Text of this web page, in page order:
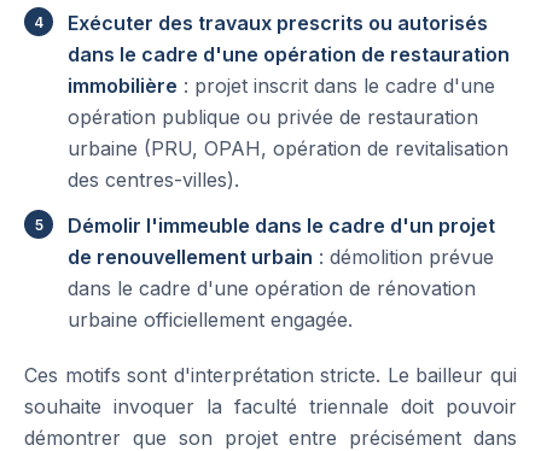
Exécuter des travaux prescrits ou autorisés
dans le cadre d'une opération de restauration
immobilière : projet inscrit dans le cadre d'une
opération publique ou privée de restauration
urbaine (PRU, OPAH, opération de revitalisation
des centres-villes).
Démolir l'immeuble dans le cadre d'un projet
de renouvellement urbain : démolition prévue
dans le cadre d'une opération de rénovation
urbaine officiellement engagée.
Ces motifs sont d'interprétation stricte. Le bailleur qui
souhaite invoquer la faculté triennale doit pouvoir
démontrer que son projet entre précisément dans